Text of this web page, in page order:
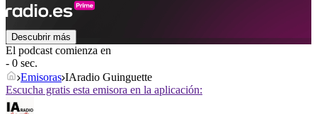
Descubrir más
El podcast comienza en
- 0 sec.
Emisoras IAradio Guinguette
Escucha gratis esta emisora en la aplicación: